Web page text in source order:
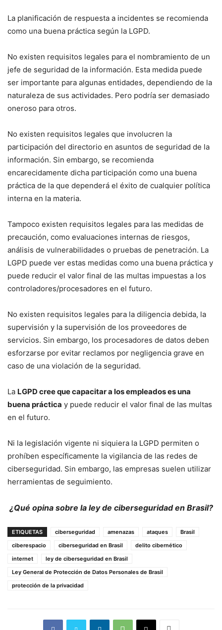
La planificación de respuesta a incidentes se recomienda
como una buena práctica según la LGPD.
No existen requisitos legales para el nombramiento de un
jefe de seguridad de la información. Esta medida puede
ser importante para algunas entidades, dependiendo de la
naturaleza de sus actividades. Pero podría ser demasiado
oneroso para otros.
No existen requisitos legales que involucren la
participación del directorio en asuntos de seguridad de la
información. Sin embargo, se recomienda
encarecidamente dicha participación como una buena
práctica de la que dependerá el éxito de cualquier política
interna en la materia.
Tampoco existen requisitos legales para las medidas de
precaución, como evaluaciones internas de riesgos,
análisis de vulnerabilidades o pruebas de penetración. La
LGPD puede ver estas medidas como una buena práctica y
puede reducir el valor final de las multas impuestas a los
controladores/procesadores en el futuro.
No existen requisitos legales para la diligencia debida, la
supervisión y la supervisión de los proveedores de
servicios. Sin embargo, los procesadores de datos deben
esforzarse por evitar reclamos por negligencia grave en
caso de una violación de la seguridad.
La LGPD cree que capacitar a los empleados es una
buena práctica y puede reducir el valor final de las multas
en el futuro.
Ni la legislación vigente ni siquiera la LGPD permiten o
prohíben específicamente la vigilancia de las redes de
ciberseguridad. Sin embargo, las empresas suelen utilizar
herramientas de seguimiento.
¿Qué opina sobre la ley de ciberseguridad en Brasil?
ETIQUETAS ciberseguridad amenazas ataques
Brasil
ciberespacio
ciberseguridad en Brasil
delito cibernético
internet
ley de ciberseguridad en Brasil
Ley General de Protección de Datos Personales de Brasil
protección de la privacidad